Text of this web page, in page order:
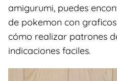
amigurumi, puedes
de pokemon con
cómo realizar patrones
indicaciones faciles.